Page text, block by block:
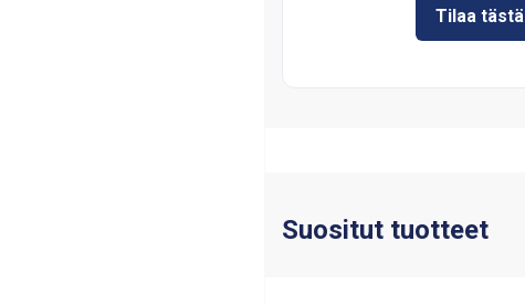
Tilaa tästä
Suositut tuotteet